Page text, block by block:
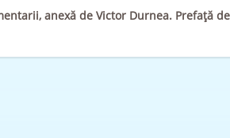
anexă de Victor Durnea. Prefaţă